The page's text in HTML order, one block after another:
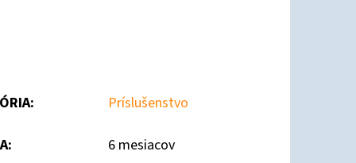
: Príslušenstvo
: 6 mesiacov